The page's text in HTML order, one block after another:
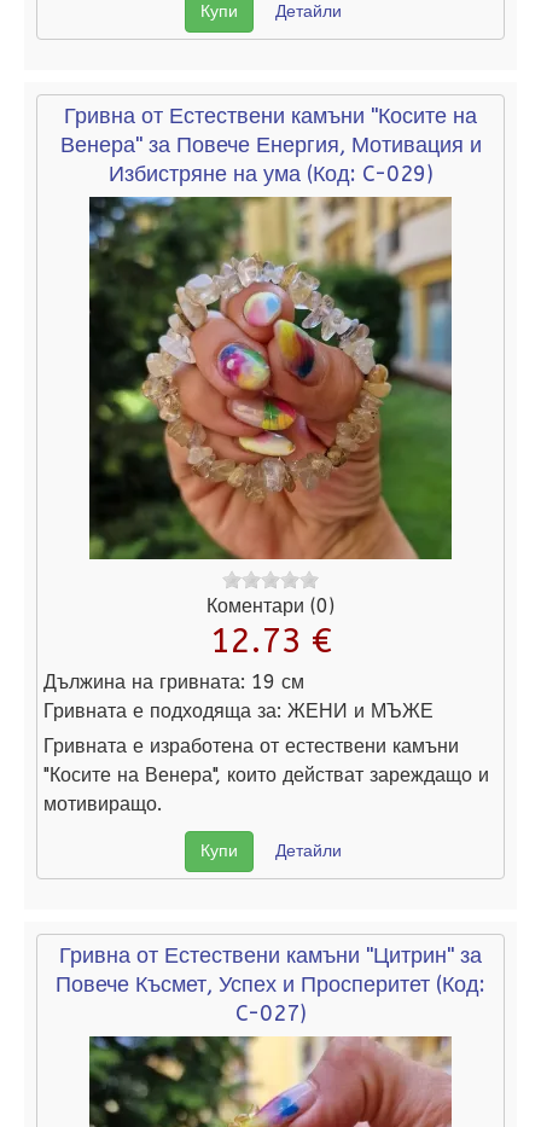
Купи Детайли
Гривна от Естествени камъни "Косите на
Венера" за Повече Енергия, Мотивация и
Избистряне на ума (Код: C-029)
Коментари (0)
12.73 €
Дължина на гривната: 19 см
Гривната е подходяща за: ЖЕНИ и МЪЖЕ
Гривната е изработена от естествени камъни
"Косите на Венера", които действат зареждащо и
мотивиращо.
Купи Детайли
Гривна от Естествени камъни "Цитрин" за
Повече Късмет, Успех и Просперитет (Код:
C-027)